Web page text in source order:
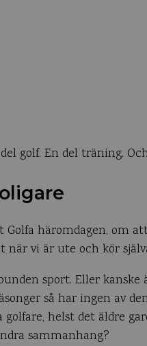
golf. En del träning.
Golfa häromdagen, om
när vi är ute och kör
sport. Eller
så har ingen av
helst det äldre
sammanhang?